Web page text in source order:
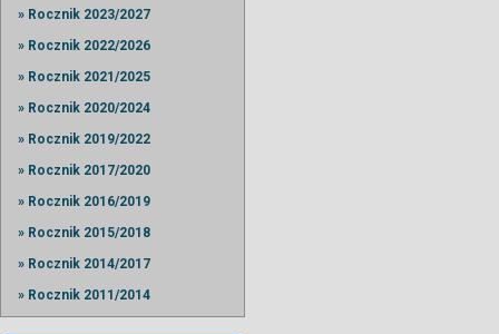
» Rocznik 2023/2027
» Rocznik 2022/2026
» Rocznik 2021/2025
» Rocznik 2020/2024
» Rocznik 2019/2022
» Rocznik 2017/2020
» Rocznik 2016/2019
» Rocznik 2015/2018
» Rocznik 2014/2017
» Rocznik 2011/2014